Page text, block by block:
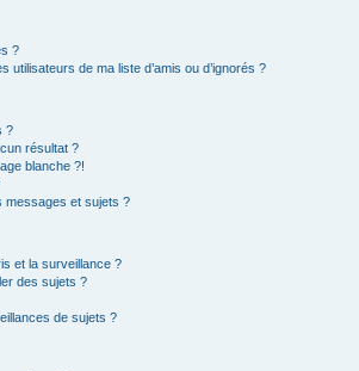
?
utilisateurs de ma liste d’amis ou d’ignorés ?
?
résultat ?
blanche ?!
messages et sujets ?
et la surveillance ?
des sujets ?
de sujets ?